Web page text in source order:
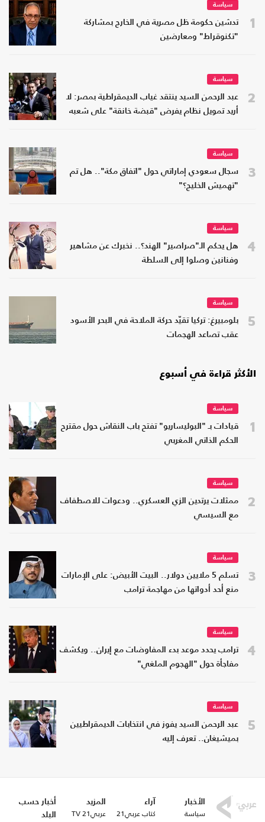
1
سياسة
تدشين حكومة ظل مصرية في الخارج بمشاركة
"تكنوقراط" ومعارضين
2
سياسة
عبد الرحمن السيد ينتقد غياب الديمقراطية بمصر: لا
أريد تمويل نظام يفرض "قبضة خانقة" على شعبه
3
سياسة
سجال سعودي إماراتي حول "اتفاق مكة".. هل تم
"تهميش الخليج؟"
4
سياسة
هل يحكم الـ"صراصير" الهند؟.. نخبرك عن مشاهير
وفنانين وصلوا إلى السلطة
5
سياسة
بلومبيرغ: تركيا تقيّد حركة الملاحة في البحر الأسود
عقب تصاعد الهجمات
الأكثر قراءة في أسبوع
1
سياسة
قيادات بـ "البوليساريو" تفتح باب النقاش حول مقترح
الحكم الذاتي المغربي
2
سياسة
ممثلات يرتدين الزي العسكري.. ودعوات للاصطفاف
مع السيسي
3
سياسة
تسلم 5 ملايين دولار.. البيت الأبيض: على الإمارات
منع أحد أدواتها من مهاجمة ترامب
4
سياسة
ترامب يحدد موعد بدء المفاوضات مع إيران.. ويكشف
مفاجأة حول "الهجوم الملغي"
5
سياسة
عبد الرحمن السيد يفوز في انتخابات الديمقراطيين
بميشيغان.. تعرف إليه
الأخبار
سياسة
آراء
كتاب عربي21
المزيد
عربي21 TV
أخبار حسب
البلد